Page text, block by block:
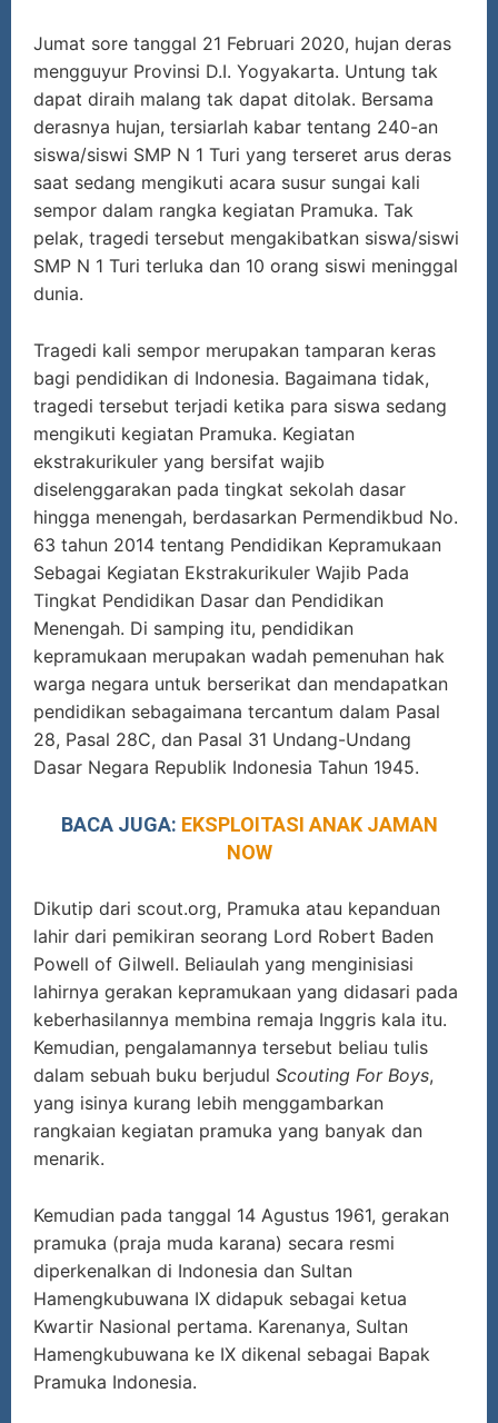
Jumat sore tanggal 21 Februari 2020, hujan deras
mengguyur Provinsi D.I. Yogyakarta. Untung tak
dapat diraih malang tak dapat ditolak. Bersama
derasnya hujan, tersiarlah kabar tentang 240-an
siswa/siswi SMP N 1 Turi yang terseret arus deras
saat sedang mengikuti acara susur sungai kali
sempor dalam rangka kegiatan Pramuka. Tak
pelak, tragedi tersebut mengakibatkan siswa/siswi
SMP N 1 Turi terluka dan 10 orang siswi meninggal
dunia.
Tragedi kali sempor merupakan tamparan keras
bagi pendidikan di Indonesia. Bagaimana tidak,
tragedi tersebut terjadi ketika para siswa sedang
mengikuti kegiatan Pramuka. Kegiatan
ekstrakurikuler yang bersifat wajib
diselenggarakan pada tingkat sekolah dasar
hingga menengah, berdasarkan Permendikbud No.
63 tahun 2014 tentang Pendidikan Kepramukaan
Sebagai Kegiatan Ekstrakurikuler Wajib Pada
Tingkat Pendidikan Dasar dan Pendidikan
Menengah. Di samping itu, pendidikan
kepramukaan merupakan wadah pemenuhan hak
warga negara untuk berserikat dan mendapatkan
pendidikan sebagaimana tercantum dalam Pasal
28, Pasal 28C, dan Pasal 31 Undang-Undang
Dasar Negara Republik Indonesia Tahun 1945.
BACA JUGA: EKSPLOITASI ANAK JAMAN
NOW
Dikutip dari scout.org, Pramuka atau kepanduan
lahir dari pemikiran seorang Lord Robert Baden
Powell of Gilwell. Beliaulah yang menginisiasi
lahirnya gerakan kepramukaan yang didasari pada
keberhasilannya membina remaja Inggris kala itu.
Kemudian, pengalamannya tersebut beliau tulis
dalam sebuah buku berjudul Scouting For Boys,
yang isinya kurang lebih menggambarkan
rangkaian kegiatan pramuka yang banyak dan
menarik.
Kemudian pada tanggal 14 Agustus 1961, gerakan
pramuka (praja muda karana) secara resmi
diperkenalkan di Indonesia dan Sultan
Hamengkubuwana IX didapuk sebagai ketua
Kwartir Nasional pertama. Karenanya, Sultan
Hamengkubuwana ke IX dikenal sebagai Bapak
Pramuka Indonesia.